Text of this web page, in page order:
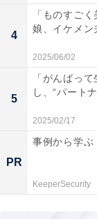
4
「ものすご
娘、イケメン
2025/06/02
5
「がんばっ
し、“パート
2025/02/17
PR
事例から学ぶ
KeeperSecurity